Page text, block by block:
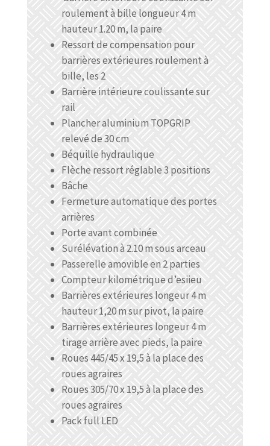
roulement à bille longueur 4 m
hauteur 1.20 m, la paire
Ressort de compensation pour
barrières extérieures roulement à
bille, les 2
Barrière intérieure coulissante sur
rail
Plancher aluminium TOPGRIP
relevé de 30 cm
Béquille hydraulique
Flèche ressort réglable 3 positions
Bâche
Fermeture automatique des portes
arrières
Porte avant combinée
Surélévation à 2.10 m sous arceau
Passerelle amovible en 2 parties
Compteur kilométrique d’esiieu
Barrières extérieures longeur 4 m
hauteur 1,20 m sur pivot, la paire
Barrières extérieures longeur 4 m
tirage arrière avec pieds, la paire
Roues 445/45 x 19,5 à la place des
roues agraires
Roues 305/70 x 19,5 à la place des
roues agraires
Pack full LED